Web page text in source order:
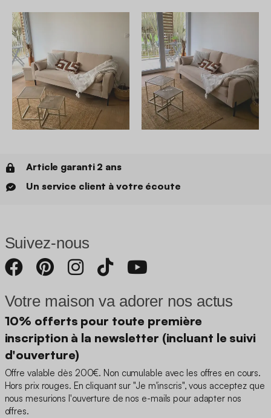
Article garanti 2 ans
Un service client à votre écoute
Suivez-nous
Votre maison va adorer nos actus
10% offerts pour toute première
inscription à la newsletter (incluant le suivi
d'ouverture)
Offre valable dès 200€. Non cumulable avec les offres en cours.
Hors prix rouges. En cliquant sur "Je m'inscris", vous acceptez que
nous mesurions l'ouverture de nos e-mails pour adapter nos
offres.